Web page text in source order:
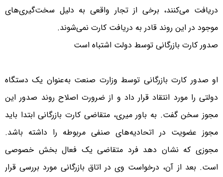
دریافت می‌کنند، برخی از تجار واقعی به دلیل سخت‌گیری‌های
موجود در این روند قادر به دریافت کارت نمی‌شوند.
صدور کارت بازرگانی توسط دولت اشتباه است
او صدور کارت بازرگانی توسط وزارت صنعت به‌عنوان یک دستگاه
دولتی را مورد انتقاد قرار داد و از ضرورت اصلاح روند صدور این
مجوز سخن گفت. به باور میری، متقاضی کارت بازرگانی ابتدا باید
مجوز عضویت در اتحادیه‌های صنفی مربوطه را داشته باشد.
مجوزی که نشان دهد فرد متقاضی یک فعال بخش خصوصی
است. بعد از آن، درخواست وی در اتاق بازرگانی مورد بررسی قرار